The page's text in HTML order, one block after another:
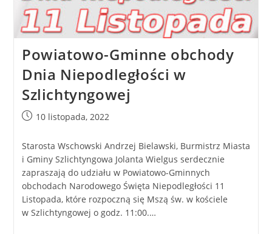
Powiatowo-Gminne obchody
Dnia Niepodległości w
Szlichtyngowej
10 listopada, 2022
Starosta Wschowski Andrzej Bielawski, Burmistrz Miasta
i Gminy Szlichtyngowa Jolanta Wielgus serdecznie
zapraszają do udziału w Powiatowo-Gminnych
obchodach Narodowego Święta Niepodległości 11
Listopada, które rozpoczną się Mszą św. w kościele
w Szlichtyngowej o godz. 11:00.…